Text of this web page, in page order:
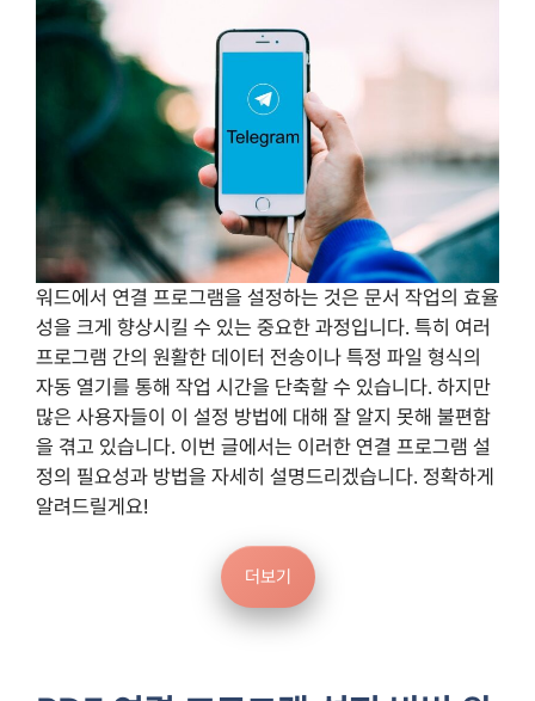
워드에서 연결 프로그램을 설정하는 것은 문서 작업의 효율
성을 크게 향상시킬 수 있는 중요한 과정입니다. 특히 여러
프로그램 간의 원활한 데이터 전송이나 특정 파일 형식의
자동 열기를 통해 작업 시간을 단축할 수 있습니다. 하지만
많은 사용자들이 이 설정 방법에 대해 잘 알지 못해 불편함
을 겪고 있습니다. 이번 글에서는 이러한 연결 프로그램 설
정의 필요성과 방법을 자세히 설명드리겠습니다. 정확하게
알려드릴게요!
더보기